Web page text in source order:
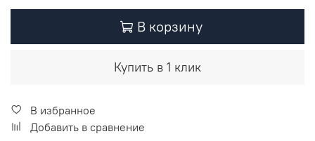
В корзину
Купить в 1 клик
В избранное
Добавить в сравнение